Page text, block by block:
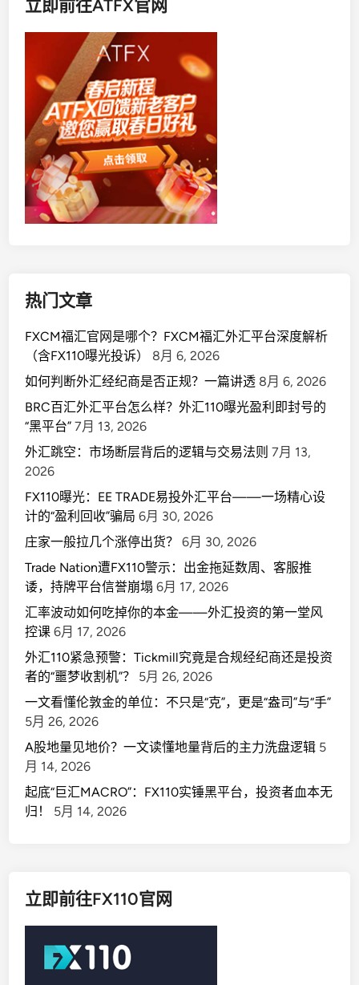
立即前往ATFX官网
热门文章
FXCM福汇官网是哪个？FXCM福汇外汇平台深度解析
（含FX110曝光投诉）
8月 6, 2026
如何判断外汇经纪商是否正规？一篇讲透 8月 6, 2026
BRC百汇外汇平台怎么样？外汇110曝光盈利即封号的
“黑平台” 7月 13, 2026
外汇跳空：市场断层背后的逻辑与交易法则 7月 13,
2026
FX110曝光：EE TRADE易投外汇平台——一场精心设
计的“盈利回收”骗局 6月 30, 2026
庄家一般拉几个涨停出货？
6月 30, 2026
Trade Nation遭FX110警示：出金拖延数周、客服推
诿，持牌平台信誉崩塌 6月 17, 2026
汇率波动如何吃掉你的本金——外汇投资的第一堂风
控课 6月 17, 2026
外汇110紧急预警：Tickmill究竟是合规经纪商还是投资
者的“噩梦收割机”？
5月 26, 2026
一文看懂伦敦金的单位：不只是“克”，更是“盎司”与“手”
5月 26, 2026
A股地量见地价？一文读懂地量背后的主力洗盘逻辑 5
月 14, 2026
起底“巨汇MACRO”：FX110实锤黑平台，投资者血本无
归！
5月 14, 2026
立即前往FX110官网